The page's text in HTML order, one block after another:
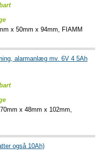
x 50mm x 94mm, FIAMM
alarmanlæg mv. 6V 4 5Ah
x 48mm x 102mm,
også 10Ah)